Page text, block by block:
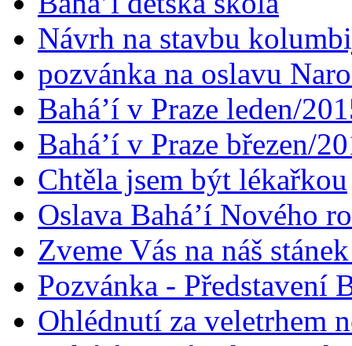
Návrh na stavbu
pozvánka na oslavu
Bahá’í v Praze leden/
Bahá’í v Praze březen/
Chtěla jsem být lékařkou
Oslava Bahá’í Nového
Zveme Vás na náš
Pozvánka - Představení
Ohlédnutí za veletrhem